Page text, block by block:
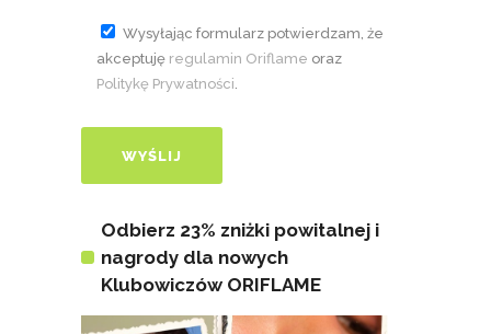
Wysyłając formularz potwierdzam, że
akceptuję regulamin Oriflame oraz
Politykę Prywatności
Odbierz 23% zniżki powitalnej i
nagrody dla nowych
Klubowiczów ORIFLAME